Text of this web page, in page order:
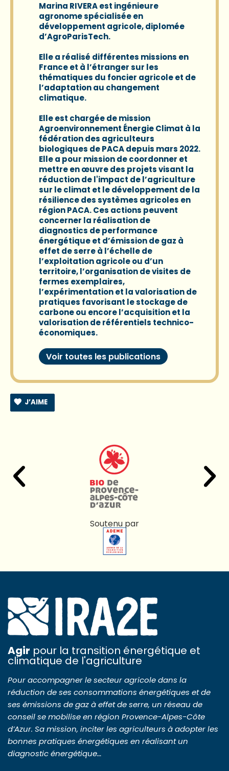
Marina RIVERAest ingénieure
agronome spécialisée en
développement agricole, diplomée
d’AgroParisTech.
Elle a réalisé différentes missions en
France et à l’étranger sur les
thématiques du foncier agricole et de
l’adaptation au changement
climatique.
Elle est chargée de mission
Agroenvironnement Énergie Climat à la
fédération des agriculteurs
biologiques de PACA depuis mars 2022.
Elle a pour mission de coordonner et
mettre en œuvre des projets visant la
réduction de l'impact de l’agriculture
sur le climat et le développement de la
résilience des systèmes agricoles en
région PACA. Ces actions peuvent
concerner la réalisation de
diagnostics de performance
énergétique et d’émission de gaz à
effet de serre à l’échelle de
l’exploitation agricole ou d’un
territoire, l’organisation de visites de
fermes exemplaires,
l’expérimentation et la valorisation de
pratiques favorisant le stockage de
carbone ou encore l’acquisition et la
valorisation de référentiels technico-
économiques.
Voir toutes les publications
J’AIME
Soutenu par
Agir pour la transition énergétique et
climatique de l'agriculture
Pour accompagner le secteur agricole dans la
réduction de ses consommations énergétiques et de
ses émissions de gaz à effet de serre, un réseau de
conseil se mobilise en région Provence-Alpes-Côte
d’Azur. Sa mission, inciter les agriculteurs à adopter les
bonnes pratiques énergétiques en réalisant un
diagnostic énergétique…